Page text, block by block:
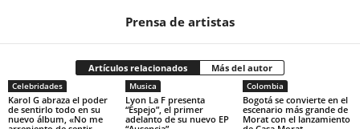
Prensa de artistas
Artículos relacionados Más del autor
Celebridades
Karol G abraza el poder
de sentirlo todo en su
nuevo álbum, «No me
Musica
Lyon La F presenta
“Espejo”, el primer
adelanto de su nuevo EP
Colombia
Bogotá se convierte en el
escenario más grande de
Morat con el lanzamiento